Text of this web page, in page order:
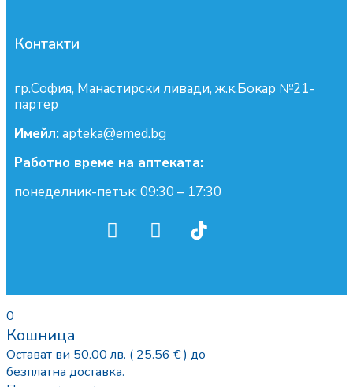
Контакти
гр.София, Манастирски ливади, ж.к.Бокар №21-
партер
Имейл:apteka@emed.bg
Работно време на аптеката:
понеделник-петък: 09:30 – 17:30
0
Кошница
Остават ви 50.00 лв. ( 25.56 € ) до
безплатна доставка.